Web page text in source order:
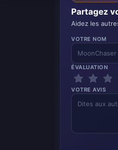
Partagez
Aidez les
VOTRE NOM
ÉVALUATION
VOTRE AVIS